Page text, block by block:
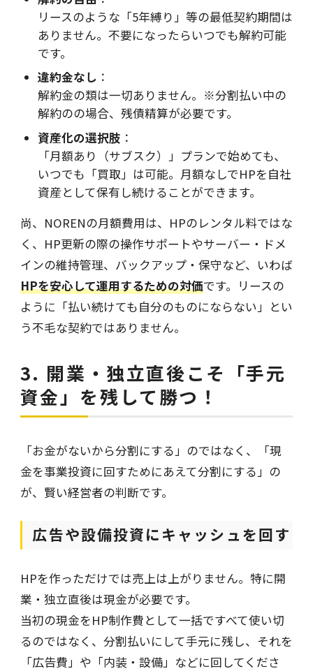
リースのような「5年縛り」等の最低契約期間は
ありません。不要になったらいつでも解約可能
です。
違約金なし ：
解約金の類は一切ありません。※分割払い中の
解約のの場合、残債精算が必要です。
資産化の選択肢 ：
「月額あり（サブスク）」プランで始めても、
いつでも「買取」は可能。月額なしでHPを自社
資産として保有し続けることができます。
尚、NORENの月額費用は、HPのレンタル料ではな
く、HP更新の際の操作サポートやサーバー・ドメ
インの維持管理、バックアップ・保守など、いわば
HPを安心して運用するための対価です。リースの
ように「払い続けても自分のものにならない」とい
う不毛な契約ではありません。
3. 開業・独立直後こそ「手元
資金」を残して勝つ！
「お金がないから分割にする」のではなく、「現
金を事業投資に回すためにあえて分割にする」の
が、賢い経営者の判断です。
広告や設備投資にキャッシュを回す
HPを作っただけでは売上は上がりません。特に開
業・独立直後は現金が必要です。
当初の現金をHP制作費として一括ですべて使い切
るのではなく、分割払いにして手元に残し、それを
「広告費」や「内装・設備」などに回してくださ